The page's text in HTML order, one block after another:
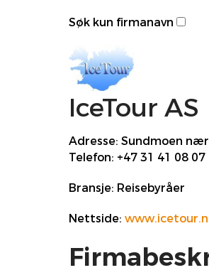
Søk kun firmanavn
IceTour AS
Adresse: Sundmoen
Telefon: +47 31 41 08 07
Bransje: Reisebyråer
Nettside: